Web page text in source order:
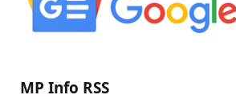
MP Info RSS